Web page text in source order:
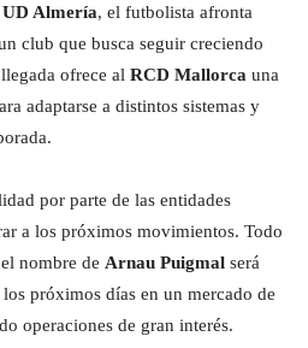
UD Almería, el futbolista afronta
club que busca seguir creciendo
ofrece al RCD Mallorca una
adaptarse a distintos sistemas y
por parte de las entidades
a los próximos movimientos. Todo
nombre de Arnau Puigmal será
próximos días en un mercado de
operaciones de gran interés.